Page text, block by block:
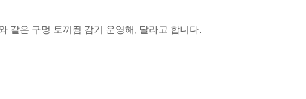
같은 구멍 토끼뜀 감기 운영해, 달라고 합니다.